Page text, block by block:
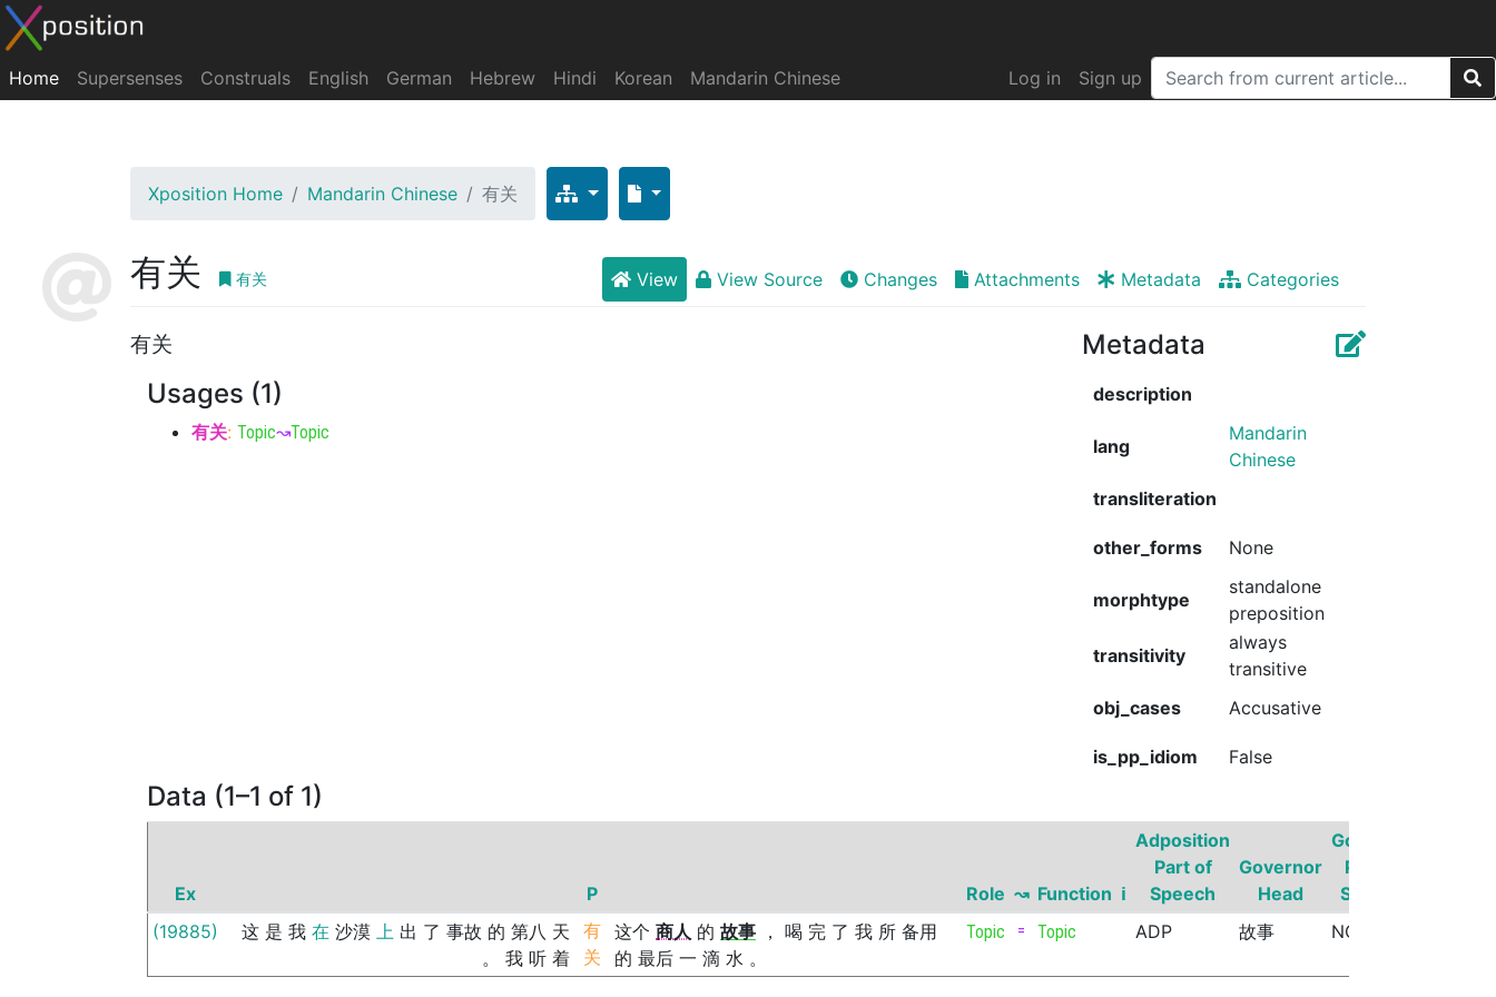
Home Supersenses Construals English German Hebrew Hindi Korean Mandarin Chinese Log in Sign up
Xposition Home Mandarin Chinese 有关
有关 有关 View View Source Changes Attachments Metadata Categories
有关
Usages (1)
有关: Topic↝Topic
Metadata
description
lang
Mandarin
Chinese
transliteration
other_forms None
morphtype
standalone
preposition
transitivity
always
transitive
obj_cases
Accusative
is_pp_idiom False
Data (1–1 of 1)
Ex P Role ↝ Function ℹ
Adposition
Part of
Speech
Governor
Head
Governor
Part of
Speech
(19885)
这 是 我 在 沙漠 上 出 了 事故 的 第八 天
。
我 听 着
有
关
这个 商人 的 故事 ， 喝 完 了 我 所 备用
的 最后 一 滴 水 。
Topic = Topic ADP 故事 NOUN